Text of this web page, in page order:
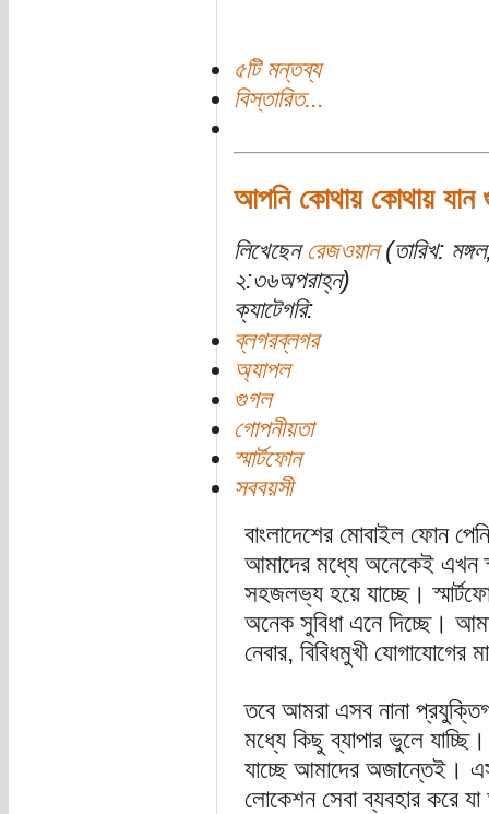
৫টি মন্তব্য
বিস্তারিত...
আপনি কোথায় কোথায়
লিখেছেন রেজওয়ান(তারিখ:
২:৩৬অপরাহ্ন)
ক্যাটেগরি:
ব্লগরব্লগর
অ্যাপল
গুগল
গোপনীয়তা
স্মার্টফোন
সববয়সী
বাংলাদেশের মোবাইল ফোন
আমাদের মধ্যে অনেকেই এখন
সহজলভ্য হয়ে যাচ্ছে।
অনেক সুবিধা এনে দিচ্ছে।
নেবার, বিবিধমুখী যোগাযোগের
তবে আমরা এসব নানা
মধ্যে কিছু ব্যাপার ভুলে
যাচ্ছে আমাদের অজান্তেই।
লোকেশন সেবা ব্যবহার করে